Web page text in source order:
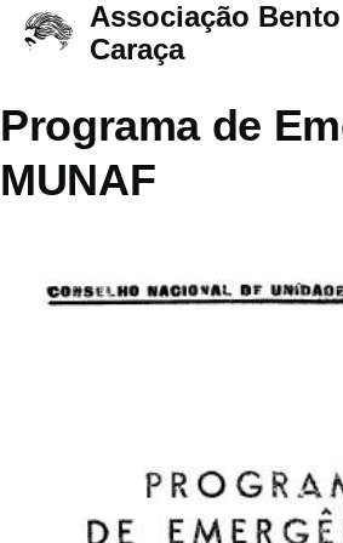
Passar para o conteúdo principal
Associação
Caraça
Programa de
MUNAF